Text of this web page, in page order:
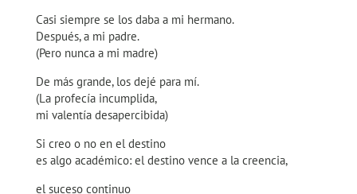
Casi siempre se los daba a mi hermano.
Después, a mi padre.
(Pero nunca a mi madre)
De más grande, los dejé para mí.
(La profecía incumplida,
mi valentía desapercibida)
Si creo o no en el destino
es algo académico: el destino vence a la creencia,
el suceso continuo